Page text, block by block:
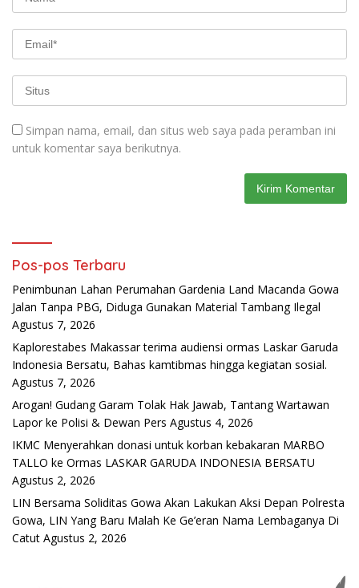
Simpan nama, email, dan situs web saya pada peramban ini
untuk komentar saya berikutnya.
Pos-pos Terbaru
Penimbunan Lahan Perumahan Gardenia Land Macanda Gowa
Jalan Tanpa PBG, Diduga Gunakan Material Tambang Ilegal
Agustus 7, 2026
Kaplorestabes Makassar terima audiensi ormas Laskar Garuda
Indonesia Bersatu, Bahas kamtibmas hingga kegiatan sosial.
Agustus 7, 2026
Arogan! Gudang Garam Tolak Hak Jawab, Tantang Wartawan
Lapor ke Polisi & Dewan Pers Agustus 4, 2026
IKMC Menyerahkan donasi untuk korban kebakaran MARBO
TALLO ke Ormas LASKAR GARUDA INDONESIA BERSATU
Agustus 2, 2026
LIN Bersama Soliditas Gowa Akan Lakukan Aksi Depan Polresta
Gowa, LIN Yang Baru Malah Ke Ge’eran Nama Lembaganya Di
Catut Agustus 2, 2026